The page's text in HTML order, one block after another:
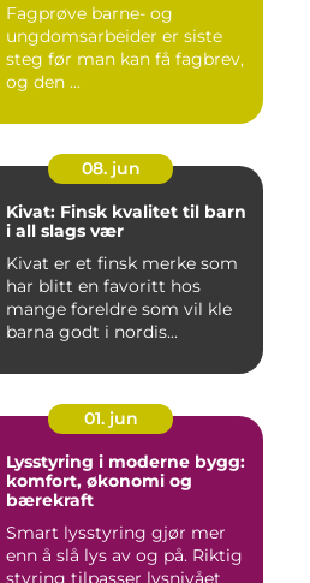
– veien til fagbrev
Fagprøve barne- og
ungdomsarbeider er siste
steg før man kan få fagbrev,
og den ...
08. jun
Kivat: Finsk kvalitet til barn
i all slags vær
Kivat er et finsk merke som
har blitt en favoritt hos
mange foreldre som vil kle
barna godt i nordis...
01. jun
Lysstyring i moderne bygg:
komfort, økonomi og
bærekraft
Smart lysstyring gjør mer
enn å slå lys av og på. Riktig
styring tilpasser lysnivået